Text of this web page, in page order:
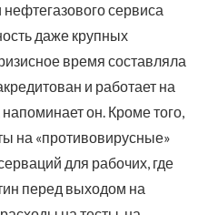
сервиса
даже крупных
время составляла
и работает на
он. Кроме того,
на «противовирусные»
для рабочих, где
перед выходом на